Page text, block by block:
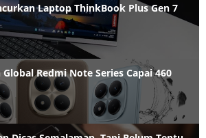
Laptop ThinkBook Plus Gen 7
Redmi Note Series Capai 460